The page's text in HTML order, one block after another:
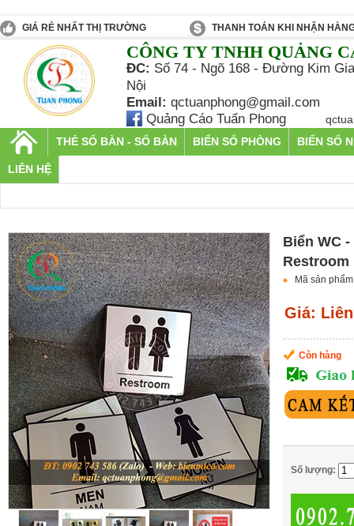
GIÁ RẺ NHẤT THỊ TRƯỜNG THANH TOÁN KHI NHẬN
CÔNG TY TNHH QUẢNG
ĐC: Số 74 - Ngõ 168 - Đường Kim
Nội
Email: qctuanphong@gmail.com
Quảng Cáo Tuấn Phong
THẺ SỐ BÀN - SỐ BÀN
BIỂN SỐ PHÒNG BIỂN SỐ
LIÊN HỆ
Biển WC
Restroom
Mã sản
Giá:
Còn hàng
Số lượng: